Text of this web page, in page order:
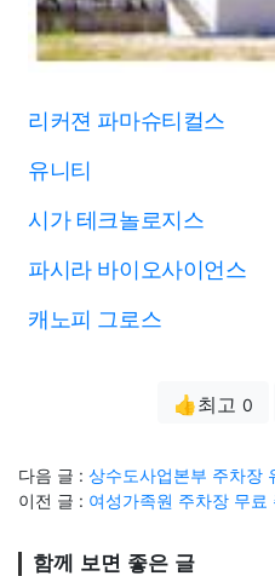
리커젼 파마슈티컬스
유니티
시가 테크놀로지스
파시라 바이오사이언스
캐노피 그로스
👍최고 0
다음 글 : 상수도사업본부 주차장
이전 글 : 여성가족원 주차장 무
함께 보면 좋은 글